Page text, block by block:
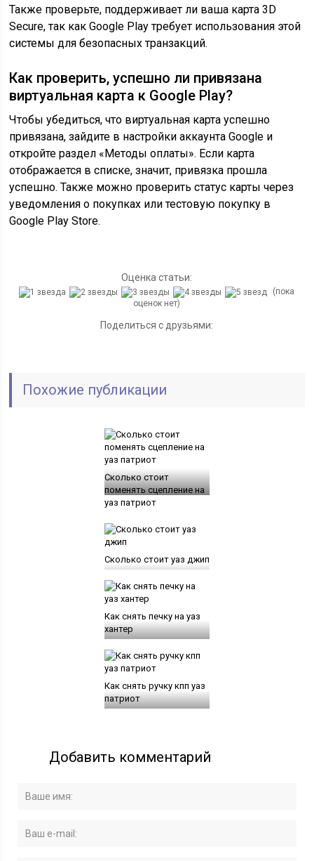
Также проверьте, поддерживает ли ваша карта 3D
Secure, так как Google Play требует использования этой
системы для безопасных транзакций.
Как проверить, успешно ли привязана
виртуальная карта к Google Play?
Чтобы убедиться, что виртуальная карта успешно
привязана, зайдите в настройки аккаунта Google и
откройте раздел «Методы оплаты». Если карта
отображается в списке, значит, привязка прошла
успешно. Также можно проверить статус карты через
уведомления о покупках или тестовую покупку в
Google Play Store.
Оценка статьи:
(пока
оценок нет)
Поделиться с друзьями:
Похожие публикации
Сколько стоит
поменять сцепление на
уаз патриот
Сколько стоит уаз джип
Как снять печку на уаз
хантер
Как снять ручку кпп уаз
патриот
Добавить комментарий